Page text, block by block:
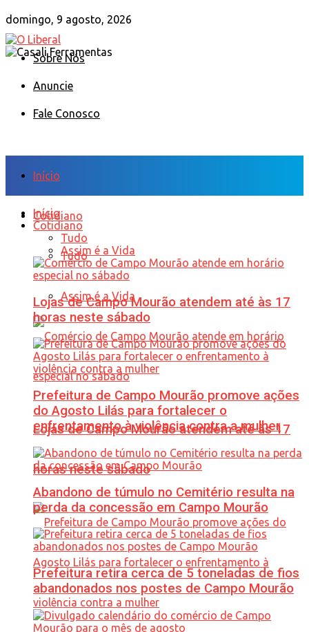
domingo, 9 agosto, 2026
Sobre Nós
Anuncie
Fale Conosco
Início
Cotidiano
Tudo
Assim é a Vida
Lojas de Campo Mourão atendem até às 17
horas neste sábado
Início
Cotidiano
Tudo
Assim é a Vida
Lojas de Campo Mourão atendem até às 17
horas neste sábado
Prefeitura de Campo Mourão promove ações
do Agosto Lilás para fortalecer o
enfrentamento à violência contra a mulher
Abandono de túmulo no Cemitério resulta na
perda da concessão em Campo Mourão
Prefeitura retira cerca de 5 toneladas de fios
abandonados nos postes de Campo Mourão